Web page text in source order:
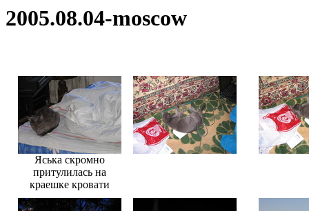
2005.08.04-moscow
Яська скромно
притулилась на
краешке кровати